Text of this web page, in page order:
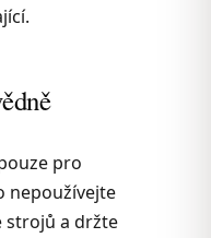
pro
nepoužívejte
strojů a držte